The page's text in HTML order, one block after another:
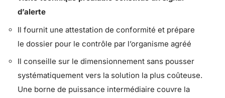
d’alerte
Il fournit une attestation de conformité et prépare
le dossier pour le contrôle par l’organisme agréé
Il conseille sur le dimensionnement sans pousser
systématiquement vers la solution la plus coûteuse.
Une borne de puissance intermédiaire couvre la